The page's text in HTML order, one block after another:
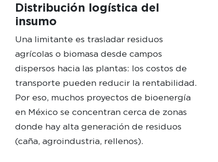
Distribución logística del
insumo
Una limitante es trasladar residuos
agrícolas o biomasa desde campos
dispersos hacia las plantas: los costos de
transporte pueden reducir la rentabilidad.
Por eso, muchos proyectos de bioenergía
en México se concentran cerca de zonas
donde hay alta generación de residuos
(caña, agroindustria, rellenos).